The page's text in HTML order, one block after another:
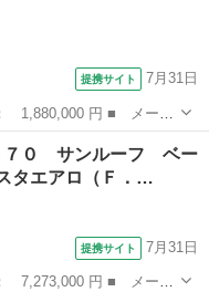
提携サイト 7月31日
ード名： ＩＳ２５０
ート バックカメラ ナ
７０ サンルーフ ベー
タエアロ（Ｆ．…
提携サイト 7月31日